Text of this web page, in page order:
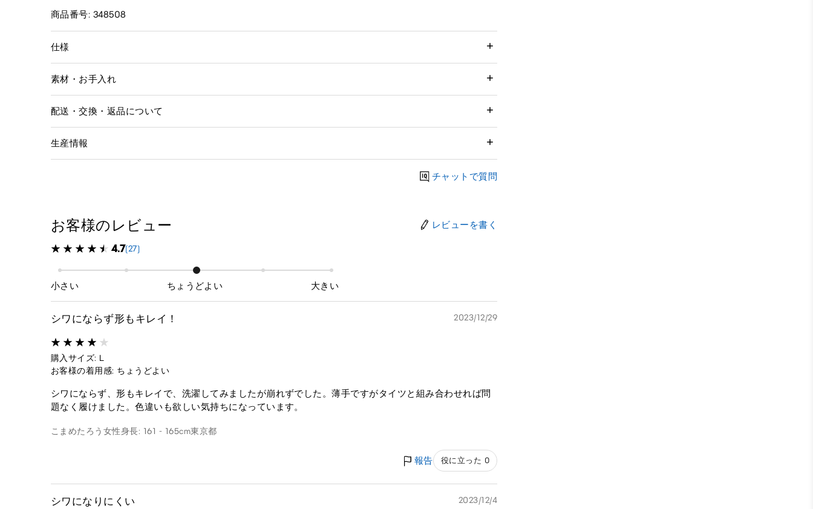
商品番号: 348508
仕様
素材・お手入れ
配送・交換・返品について
生産情報
チャットで質問
お客様のレビュー レビューを書く
4.7(27)
小さい ちょうどよい 大きい
シワにならず形もキレイ！ 2023/12/29
購入サイズ: L
お客様の着用感: ちょうどよい
シワにならず、形もキレイで、洗濯してみましたが崩れずでした。薄手ですがタイツと組み合わせれば問
題なく履けました。色違いも欲しい気持ちになっています。
こまめたろう 女性身長: 161 - 165cm東京都
報告 役に立った 0
シワになりにくい 2023/12/4